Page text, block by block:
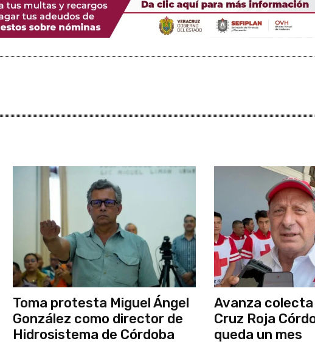
Toma protesta Miguel Ángel
González como director de
Hidrosistema de Córdoba
Avanza colecta
Cruz Roja
queda un mes